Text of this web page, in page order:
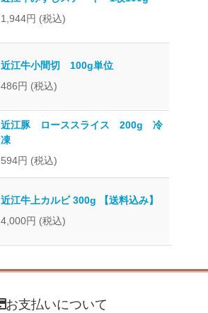
1,944円 (税込)
近江牛小間切 100g単位
486円 (税込)
近江豚 ローススライス 200g 冷
凍
594円 (税込)
近江牛上カルビ 300g 【送料込み】
4,000円 (税込)
お支払いについて